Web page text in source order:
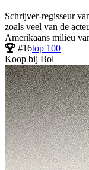
Schrijver-regisseur
zoals veel van de
Amerikaans milieu
#16top 100
Koop bij Bol